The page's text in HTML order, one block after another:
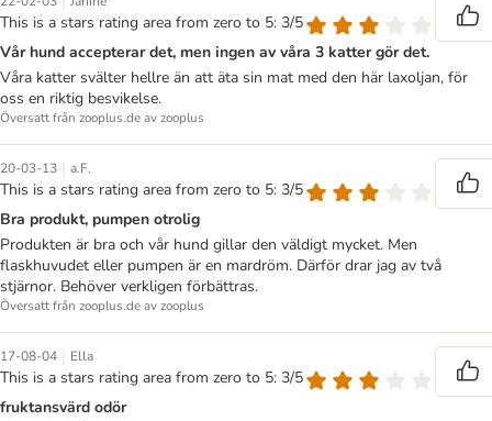
This is a stars rating area from zero to 5: 3/5
Vår hund accepterar det, men ingen av våra 3 katter gör det.
Våra katter svälter hellre än att äta sin mat med den här laxoljan, för
oss en riktig besvikelse.
Översatt från zooplus.de av zooplus
20-03-13 | a.F.
This is a stars rating area from zero to 5: 3/5
Bra produkt, pumpen otrolig
Produkten är bra och vår hund gillar den väldigt mycket. Men
flaskhuvudet eller pumpen är en mardröm. Därför drar jag av två
stjärnor. Behöver verkligen förbättras.
Översatt från zooplus.de av zooplus
17-08-04 | Ella
This is a stars rating area from zero to 5: 3/5
fruktansvärd odör